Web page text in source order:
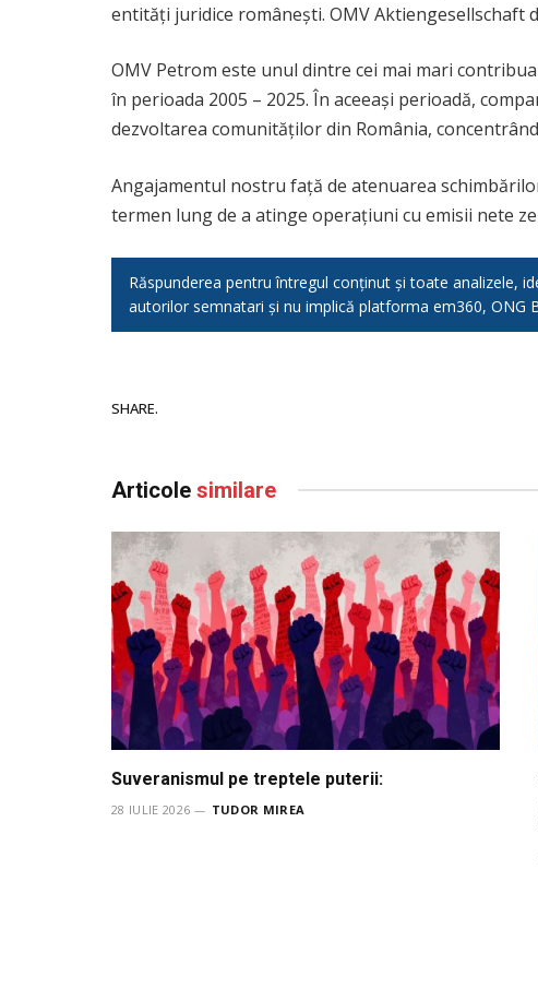
entități juridice românești. OMV Aktiengesellschaft
OMV Petrom este unul dintre cei mai mari
în perioada 2005 – 2025. În aceeași perioadă,
dezvoltarea comunităților din România,
Angajamentul nostru față de atenuarea
termen lung de a atinge operațiuni cu emisii nete
Răspunderea pentru întregul conținut și toate analizele,
autorilor semnatari și nu implică platforma em360, ONG
SHARE.
Articole similare
Suveranismul pe treptele puterii:
28 IULIE 2026 TUDOR MIREA